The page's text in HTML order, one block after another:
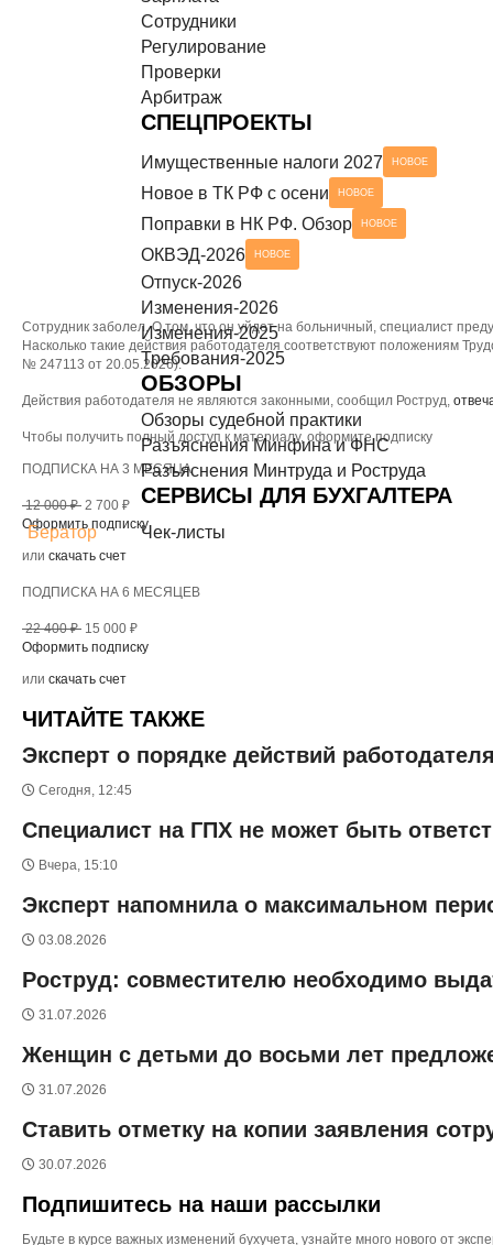
Разъяснения Минтруда и Роструда
СЕРВИСЫ ДЛЯ БУХГАЛТЕРА
Бератор
Сотрудники
Регулирование
Проверки
Арбитраж
СПЕЦПРОЕКТЫ
Имущественные налоги 2027 НОВОЕ
Новое в ТК РФ с осени НОВОЕ
Поправки в НК РФ. Обзор НОВОЕ
ОКВЭД-2026 НОВОЕ
Отпуск-2026
Изменения-2026
Изменения-2025
Требования-2025
ОБЗОРЫ
Обзоры судебной практики
Разъяснения Минфина и ФНС
Разъяснения Минтруда и Роструда
СЕРВИСЫ ДЛЯ БУХГАЛТЕРА
Чек-листы
Сотрудник заболел. О том, что он уйдет на больничный, специалист
Насколько такие действия работодателя соответствуют положениям
№ 247113 от 20.05.2026).
Действия работодателя не являются законными, сообщил Роструд,
Чтобы получить полный доступ к материалу, оформите подписку
ПОДПИСКА НА 3 МЕСЯЦА
12 000 ₽ 2 700 ₽
Оформить подписку
или скачать счет
ПОДПИСКА НА 6 МЕСЯЦЕВ
22 400 ₽ 15 000 ₽
Оформить подписку
или скачать счет
ЧИТАЙТЕ ТАКЖЕ
Эксперт о порядке действий
Сегодня, 12:45
Специалист на ГПХ не может быть
Вчера, 15:10
Эксперт напомнила о максимальном
03.08.2026
Роструд: совместителю необходимо
31.07.2026
Женщин с детьми до восьми лет
31.07.2026
Ставить отметку на копии заявления
30.07.2026
Подпишитесь на наши рассылки
Будьте в курсе важных изменений бухучета, узнайте много нового от